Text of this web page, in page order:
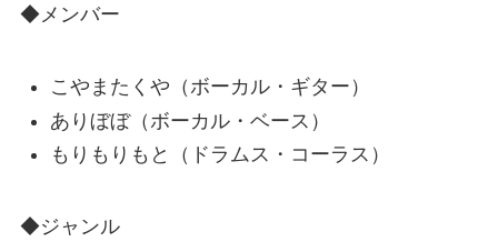
◆メンバー
こやまたくや（ボーカル・ギター）
ありぼぼ（ボーカル・ベース）
もりもりもと（ドラムス・コーラス）
◆ジャンル